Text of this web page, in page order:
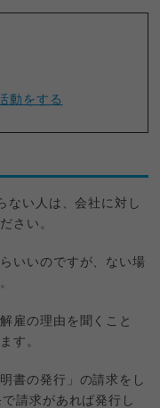
動をする
ない人は、会社に対し
さい。
いいのですが、ない場
雇の理由を聞くこと
す。
書の発行」の請求をし
請求があれば発行し